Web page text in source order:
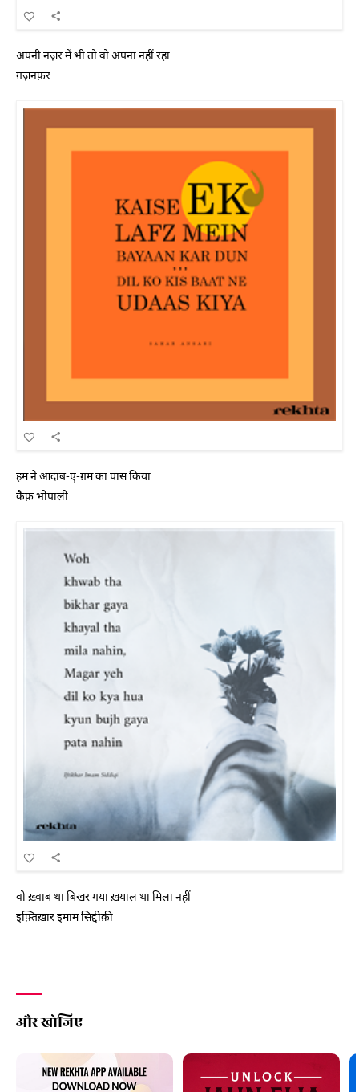
अपनी नज़र में भी तो वो अपना नहीं रहा
ग़ज़नफ़र
हम ने आदाब-ए-ग़म का पास किया
कैफ़ भोपाली
वो ख़्वाब था बिखर गया ख़याल था मिला नहीं
इफ़्तिख़ार इमाम सिद्दीक़ी
और खोजिए